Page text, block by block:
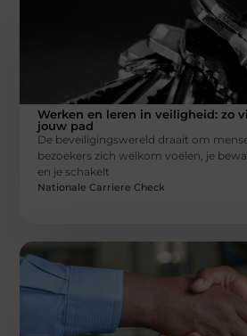
Werken en leren in veiligheid: zo
jouw pad
De beveiligingswereld draait om
bezoekers zich welkom voelen, je
en je schakelt
Nationale Carriere Check